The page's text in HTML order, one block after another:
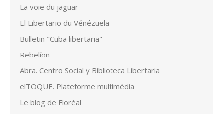
La voie du jaguar
El Libertario du Vénézuela
Bulletin "Cuba libertaria"
Rebelíon
Abra. Centro Social y Biblioteca Libertaria
elTOQUE. Plateforme multimédia
Le blog de Floréal